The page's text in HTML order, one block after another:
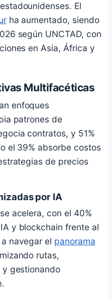
El
ha aumentado, siendo
según UNCTAD, con
en Asia, África y
Multifacéticas
enfoques
patrones de
contratos, y 51%
el 39% absorbe costos
de precios
por IA
acelera, con el 40%
y blockchain frente al
navegar el panorama
rutas,
gestionando